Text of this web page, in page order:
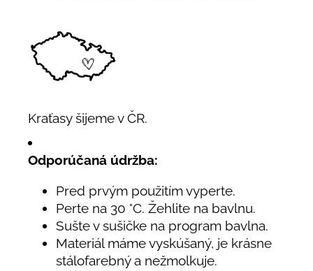
Kraťasy šijeme v ČR.
Odporúčaná údržba:
Pred prvým použitím vyperte.
Perte na 30 °C. Žehlite na bavlnu.
Sušte v sušičke na program bavlna.
Materiál máme vyskúšaný, je krásne
stálofarebný a nežmolkuje.